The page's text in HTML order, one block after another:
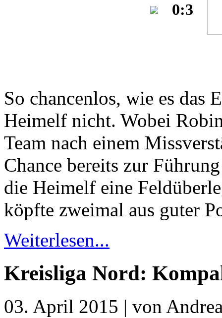
0:3
So chancenlos, wie es das
Heimelf nicht. Wobei
Team nach einem
Chance bereits zur
die Heimelf eine
köpfte zweimal aus guter
Weiterlesen...
Kreisliga Nord:
03. April 2015 | von